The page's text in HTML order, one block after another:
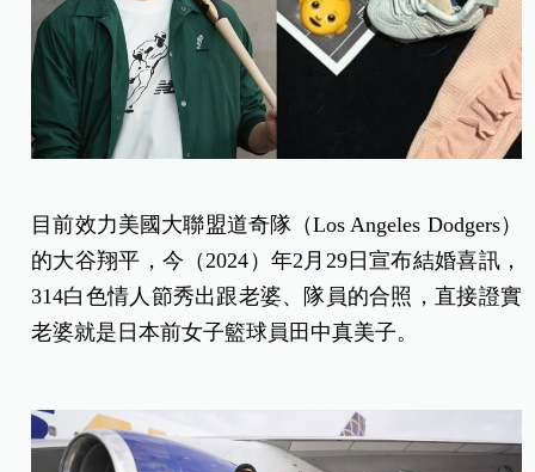
目前效力美國大聯盟道奇隊（Los Angeles Dodgers）
的大谷翔平，今（2024）年2月29日宣布結婚喜訊，
314白色情人節秀出跟老婆、隊員的合照，直接證實
老婆就是日本前女子籃球員田中真美子。